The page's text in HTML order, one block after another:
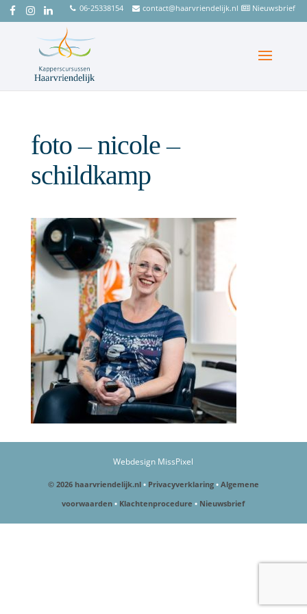
06-25338154 contact@haarvriendelijk.nl Nieuwsbrief
foto – nicole –
schildkamp
Webdesign MissPixel
© 2026 haarvriendelijk.nl • Privacyverklaring • Algemene
voorwaarden • Klachtenprocedure • Nieuwsbrief